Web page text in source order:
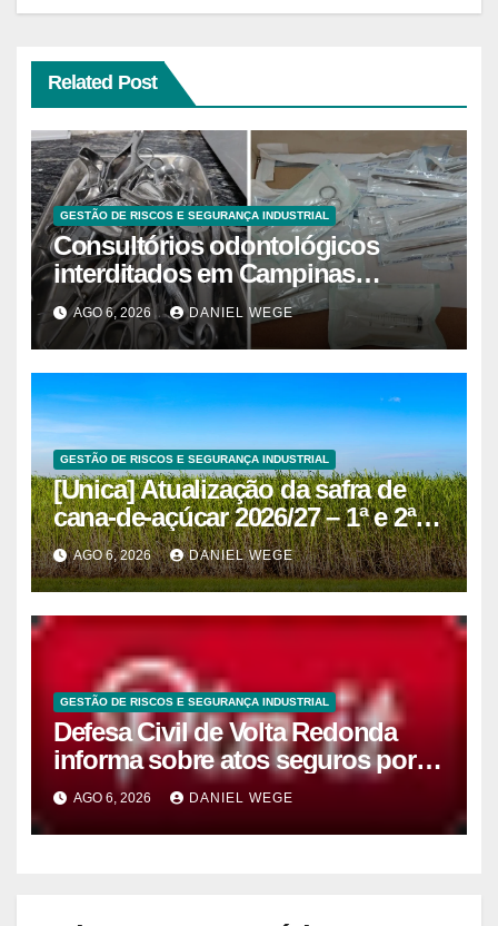
Related Post
GESTÃO DE RISCOS E SEGURANÇA INDUSTRIAL
Consultórios odontológicos
interditados em Campinas
superam 2025
AGO 6, 2026 DANIEL WEGE
GESTÃO DE RISCOS E SEGURANÇA INDUSTRIAL
[Unica] Atualização da safra de
cana-de-açúcar 2026/27 – 1ª e 2ª
quinzenas de junho
AGO 6, 2026 DANIEL WEGE
GESTÃO DE RISCOS E SEGURANÇA INDUSTRIAL
Defesa Civil de Volta Redonda
informa sobre atos seguros por
conta de efeitos meteorológicos
AGO 6, 2026 DANIEL WEGE